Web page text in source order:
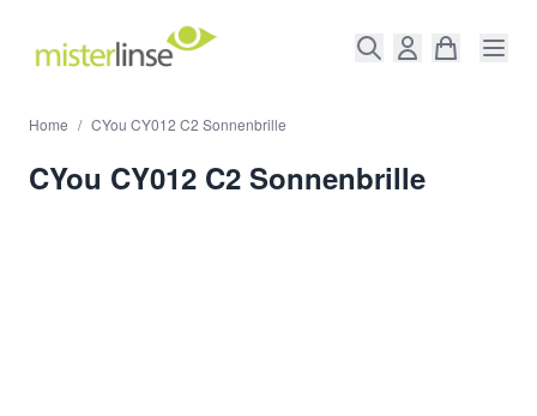
Home / CYou CY012 C2 Sonnenbrille
CYou CY012 C2 Sonnenbrille